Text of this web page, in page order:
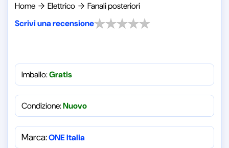
Home → Elettrico → Fanali posteriori
Scrivi una recensione
Imballo:Gratis
Condizione:Nuovo
Marca:ONE Italia